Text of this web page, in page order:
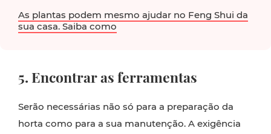
As plantas podem mesmo ajudar no Feng Shui da
sua casa. Saiba como
5. Encontrar as ferramentas
Serão necessárias não só para a preparação da
horta como para a sua manutenção. A exigência